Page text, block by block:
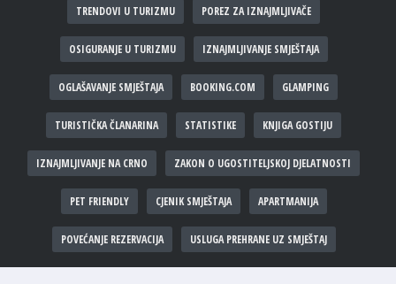
TRENDOVI U TURIZMU POREZ ZA IZNAJMLJIVAČE
OSIGURANJE U TURIZMU IZNAJMLJIVANJE SMJEŠTAJA
OGLAŠAVANJE SMJEŠTAJA BOOKING.COM GLAMPING
TURISTIČKA ČLANARINA STATISTIKE KNJIGA GOSTIJU
IZNAJMLJIVANJE NA CRNO ZAKON O UGOSTITELJSKOJ DJELATNOSTI
PET FRIENDLY CJENIK SMJEŠTAJA APARTMANIJA
POVEĆANJE REZERVACIJA USLUGA PREHRANE UZ SMJEŠTAJ